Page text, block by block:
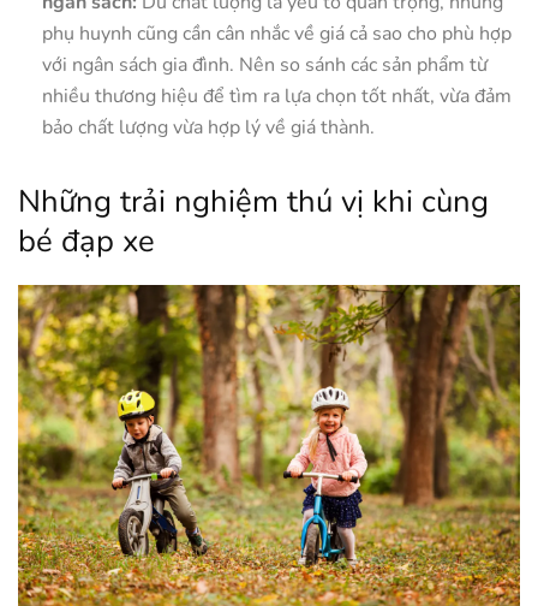
phụ huynh cũng cần cân nhắc về giá cả sao cho phù hợp
với ngân sách gia đình. Nên so sánh các sản phẩm từ
nhiều thương hiệu để tìm ra lựa chọn tốt nhất, vừa đảm
bảo chất lượng vừa hợp lý về giá thành.
Những trải nghiệm thú vị khi cùng
bé đạp xe